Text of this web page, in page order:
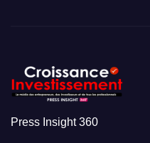
Press Insight 360